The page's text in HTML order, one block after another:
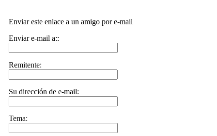
Enviar este enlace a un amigo por e-mail
Enviar e-mail a::
Remitente:
Su dirección de e-mail:
Tema: